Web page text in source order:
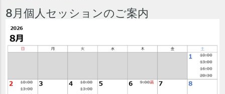
8月個人セッションのご案内